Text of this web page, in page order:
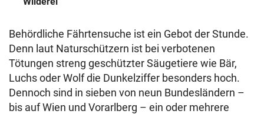
Behördliche Fährtensuche ist ein Gebot der Stunde.
Denn laut Naturschützern ist bei verbotenen
Tötungen streng geschützter Säugetiere wie Bär,
Luchs oder Wolf die Dunkelziffer besonders hoch.
Dennoch sind in sieben von neun Bundesländern –
bis auf Wien und Vorarlberg – ein oder mehrere